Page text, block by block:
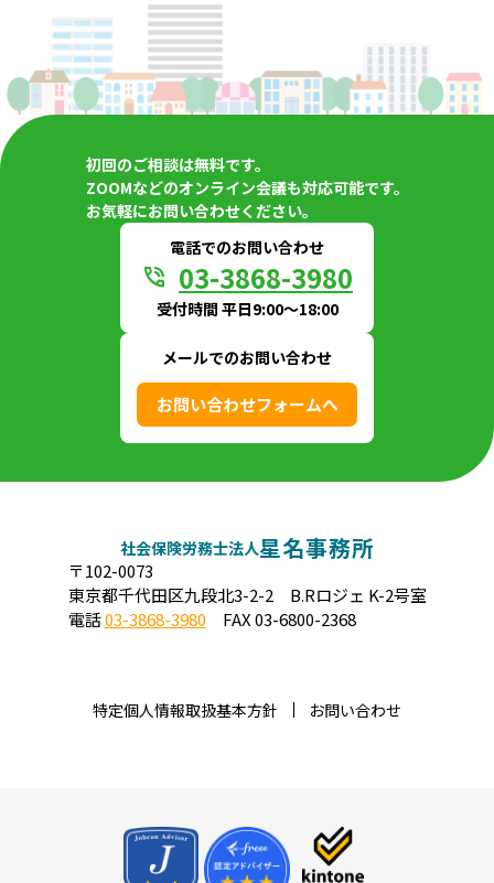
初回のご相談は無料です。
ZOOMなどのオンライン会議も対応可能です。
お気軽にお問い合わせください。
電話でのお問い合わせ
phone_in_talk 03-3868-3980
受付時間 平日9:00〜18:00
メールでのお問い合わせ
お問い合わせフォームへ
社会保険労務士法人星名事務所
〒102-0073
東京都千代田区九段北3-2-2 B.Rロジェ K-2号室
電話03-3868-3980 FAX 03-6800-2368
特定個人情報取扱基本方針 お問い合わせ